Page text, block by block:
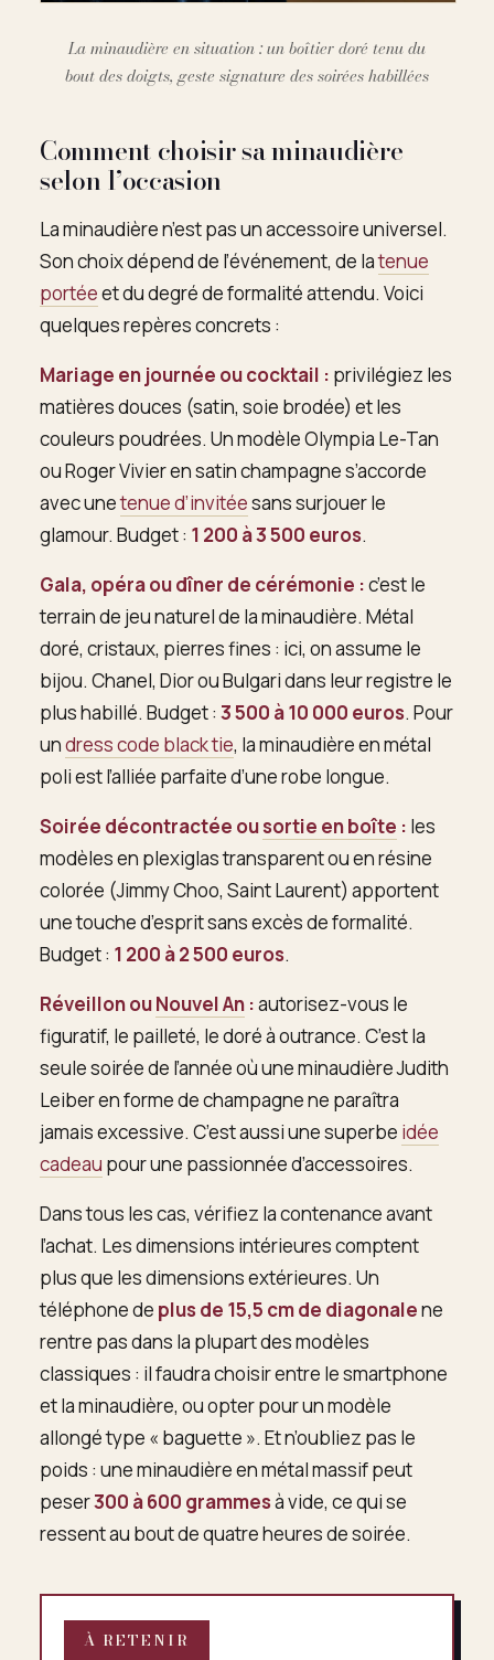
La minaudière en situation : un boîtier doré tenu du
bout des doigts, geste signature des soirées habillées
Comment choisir sa minaudière
selon l’occasion
La minaudière n’est pas un accessoire universel.
Son choix dépend de l’événement, de latenue
portéeet du degré de formalité attendu. Voici
quelques repères concrets :
Mariage en journée ou cocktail : privilégiez les
matières douces (satin, soie brodée) et les
couleurs poudrées. Un modèle Olympia Le-Tan
ou Roger Vivier en satin champagne s’accorde
avec unetenue d’invitéesans surjouer le
glamour. Budget : 1 200 à 3 500 euros.
Gala, opéra ou dîner de cérémonie :c’est le
terrain de jeu naturel de la minaudière. Métal
doré, cristaux, pierres fines : ici, on assume le
bijou. Chanel, Dior ou Bulgari dans leur registre le
plus habillé. Budget : 3 500 à 10 000 euros. Pour
undress code black tie, la minaudière en métal
poli est l’alliée parfaite d’une robe longue.
Soirée décontractée ousortie en boîte : les
modèles en plexiglas transparent ou en résine
colorée (Jimmy Choo, Saint Laurent) apportent
une touche d’esprit sans excès de formalité.
Budget : 1 200 à 2 500 euros.
Réveillon ouNouvel An :autorisez-vous le
figuratif, le pailleté, le doré à outrance. C’est la
seule soirée de l’année où une minaudière Judith
Leiber en forme de champagne ne paraîtra
jamais excessive. C’est aussi une superbe idée
cadeau pour une passionnée d’accessoires.
Dans tous les cas, vérifiez la contenance avant
l’achat. Les dimensions intérieures comptent
plus que les dimensions extérieures. Un
téléphone de plus de 15,5 cm de diagonalene
rentre pas dans la plupart des modèles
classiques : il faudra choisir entre le smartphone
et la minaudière, ou opter pour un modèle
allongé type « baguette ». Et n’oubliez pas le
poids : une minaudière en métal massif peut
peser300 à 600 grammesà vide, ce qui se
ressent au bout de quatre heures de soirée.
À RETENIR